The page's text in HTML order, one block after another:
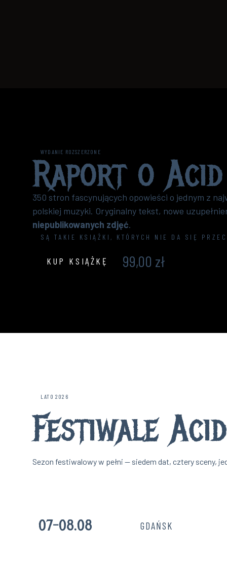
WYDANIE ROZSZERZONE
Raport o
350 stron fascynujących opowieści o jednym z
polskiej muzyki. Oryginalny tekst, nowe
niepublikowanych zdjęć.
SĄ TAKIE KSIĄŻKI, KTÓRYCH NIE DA SIĘ
KUP KSIĄŻKĘ 99,00 zł
LATO 2026
Festiwale
Sezon festiwalowy w pełni — siedem dat, cztery sceny,
07–08.08 GDAŃSK